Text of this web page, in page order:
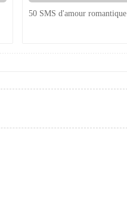
50 SMS d'amour romantique